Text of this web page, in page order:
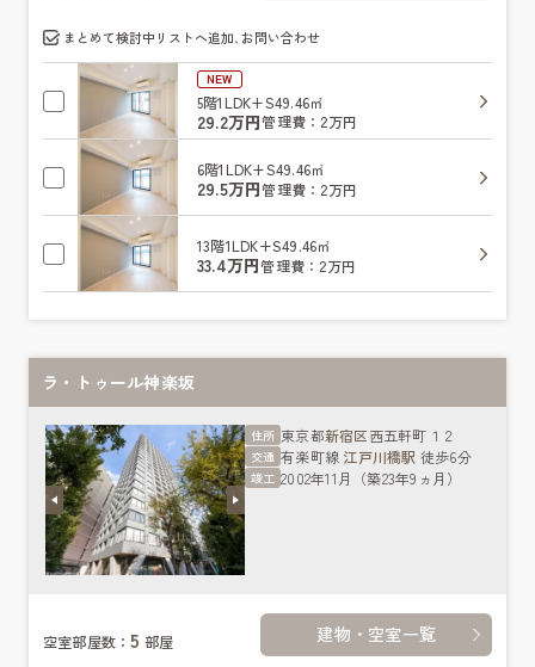
まとめて検討中リストへ追加､お問い合わせ
NEW
5階1LDK+S49.46㎡
29.2万円管理費：2万円
6階1LDK+S49.46㎡
29.5万円管理費：2万円
13階1LDK+S49.46㎡
33.4万円管理費：2万円
ラ・トゥール神楽坂
住所 東京都新宿区西五軒町１２
交通 有楽町線 江戸川橋駅 徒歩6分
竣工 2002年11月（築23年9ヵ月）
空室部屋数：5 部屋 建物・空室一覧